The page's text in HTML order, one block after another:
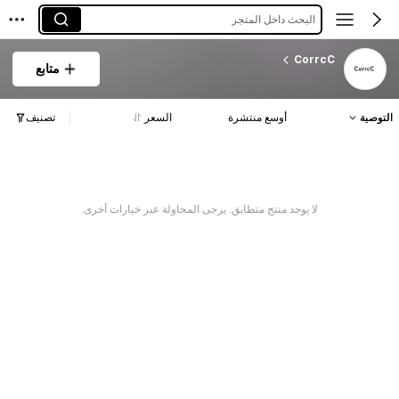
البحث داخل المتجر
CorrcC
متابع
التوصية أوسع منتشرة السعر تصنيف
لا يوجد منتج متطابق. يرجى المحاولة عبر خيارات أخرى.